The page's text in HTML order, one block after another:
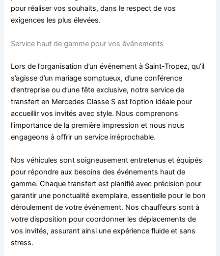
pour réaliser vos souhaits, dans le respect de vos
exigences les plus élevées.
Service haut de gamme pour vos événements
Lors de l’organisation d’un événement à Saint-Tropez, qu’il
s’agisse d’un mariage somptueux, d’une conférence
d’entreprise ou d’une fête exclusive, notre service de
transfert en Mercedes Classe S est l’option idéale pour
accueillir vos invités avec style. Nous comprenons
l’importance de la première impression et nous nous
engageons à offrir un service irréprochable.
Nos véhicules sont soigneusement entretenus et équipés
pour répondre aux besoins des événements haut de
gamme. Chaque transfert est planifié avec précision pour
garantir une ponctualité exemplaire, essentielle pour le bon
déroulement de votre événement. Nos chauffeurs sont à
votre disposition pour coordonner les déplacements de
vos invités, assurant ainsi une expérience fluide et sans
stress.